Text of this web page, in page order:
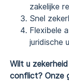
zakelijke
Snel
Flexibele
juridische
Wilt u
conflict? Onze